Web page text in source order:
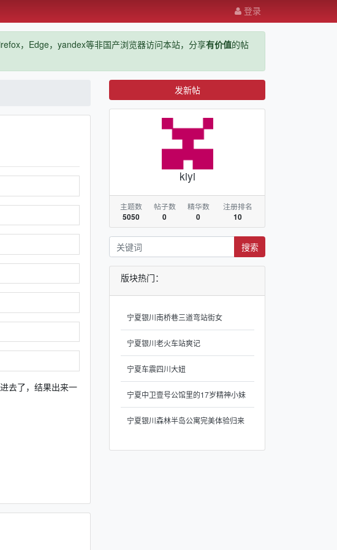
登录
，Edge，yandex等非国产浏览器访问本站，分享有价值的帖
去了，结果出来一
发新帖
kiyi
主题数
5050
帖子数
0
精华数
0
注册排名
10
搜索
版块热门：
宁夏银川南桥巷三道弯站街女
宁夏银川老火车站爽记
宁夏车震四川大妞
宁夏中卫壹号公馆里的17岁精神小妹
宁夏银川森林半岛公寓完美体验归来